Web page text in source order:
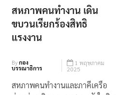
สหภาพคนทำงาน เดิน
ขบวนเรียกร้องสิทธิ
แรงงาน
Byกอง
บรรณาธิการ
1 พฤษภาคม
2025